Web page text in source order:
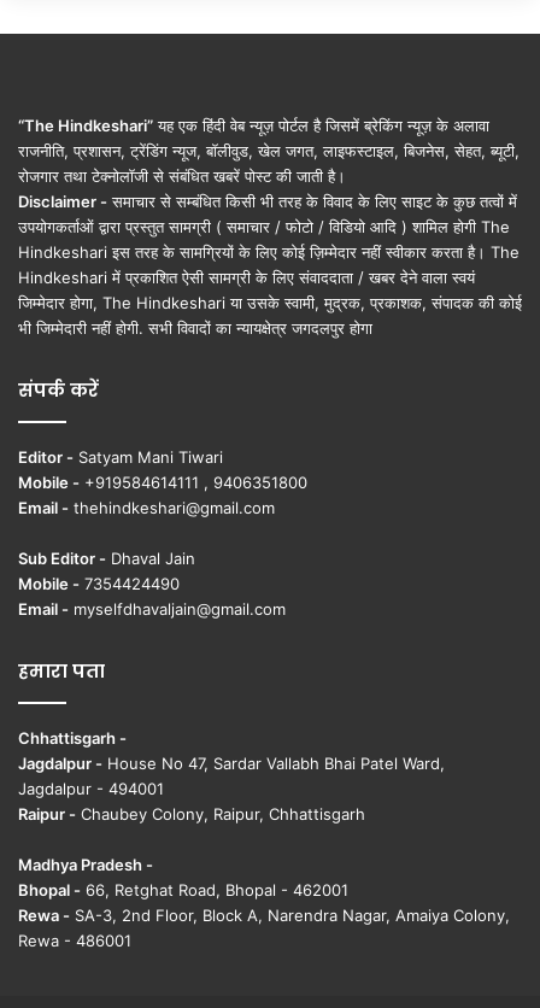
“The Hindkeshari”यह एक हिंदी वेब न्यूज़ पोर्टल है जिसमें ब्रेकिंग न्यूज़ के अलावा
राजनीति, प्रशासन, ट्रेंडिंग न्यूज, बॉलीवुड, खेल जगत, लाइफस्टाइल, बिजनेस, सेहत, ब्यूटी,
रोजगार तथा टेक्नोलॉजी से संबंधित खबरें पोस्ट की जाती है।
Disclaimer - समाचार से सम्बंधित किसी भी तरह के विवाद के लिए साइट के कुछ तत्वों में
उपयोगकर्ताओं द्वारा प्रस्तुत सामग्री ( समाचार / फोटो / विडियो आदि ) शामिल होगी The
Hindkeshari इस तरह के सामग्रियों के लिए कोई ज़िम्मेदार नहीं स्वीकार करता है। The
Hindkeshari में प्रकाशित ऐसी सामग्री के लिए संवाददाता / खबर देने वाला स्वयं
जिम्मेदार होगा, The Hindkeshari या उसके स्वामी, मुद्रक, प्रकाशक, संपादक की कोई
भी जिम्मेदारी नहीं होगी. सभी विवादों का न्यायक्षेत्र जगदलपुर होगा
संपर्क करें
Editor - Satyam Mani Tiwari
Mobile - +919584614111 , 9406351800
Email - thehindkeshari@gmail.com
Sub Editor - Dhaval Jain
Mobile - 7354424490
Email - myselfdhavaljain@gmail.com
हमारा पता
Chhattisgarh -
Jagdalpur - House No 47, Sardar Vallabh Bhai Patel Ward,
Jagdalpur - 494001
Raipur - Chaubey Colony, Raipur, Chhattisgarh
Madhya Pradesh -
Bhopal - 66, Retghat Road, Bhopal - 462001
Rewa - SA-3, 2nd Floor, Block A, Narendra Nagar, Amaiya Colony,
Rewa - 486001